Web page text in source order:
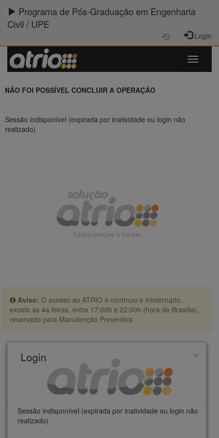
Programa de Pós-Graduação em Engenharia
Civil / UPE
Login
NÃO FOI POSSÍVEL CONCLUIR A OPERAÇÃO
Sessão indisponível (expirada por inatividade ou login não
realizado)
Aviso: O acesso ao ATRIO é contínuo e ininterrupto,
exceto às 4a.feiras, entre 17:00h e 22:00h (hora de Brasília),
reservado para Manutenção Preventiva.
×
Login
Sessão indisponível (expirada por inatividade ou login não
realizado)